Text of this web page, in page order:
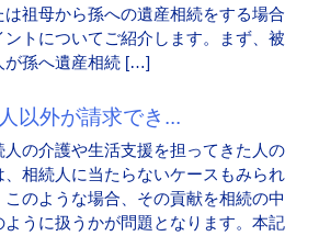
は祖母から孫への遺産相続をする場合
ントについてご紹介します。まず、被
が孫へ遺産相続 […]
以外が請求でき...
人の介護や生活支援を担ってきた人の
、相続人に当たらないケースもみられ
このような場合、その貢献を相続の中
ように扱うかが問題となります。本記